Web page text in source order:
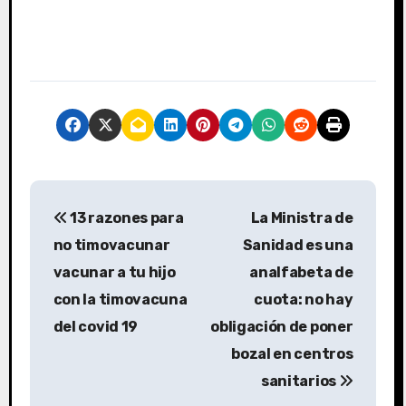
N
13 razones para
no timovacunar
vacunar a tu hijo
con la timovacuna
del covid 19
La Ministra de
Sanidad es una
analfabeta de
cuota: no hay
obligación de poner
bozal en centros
sanitarios